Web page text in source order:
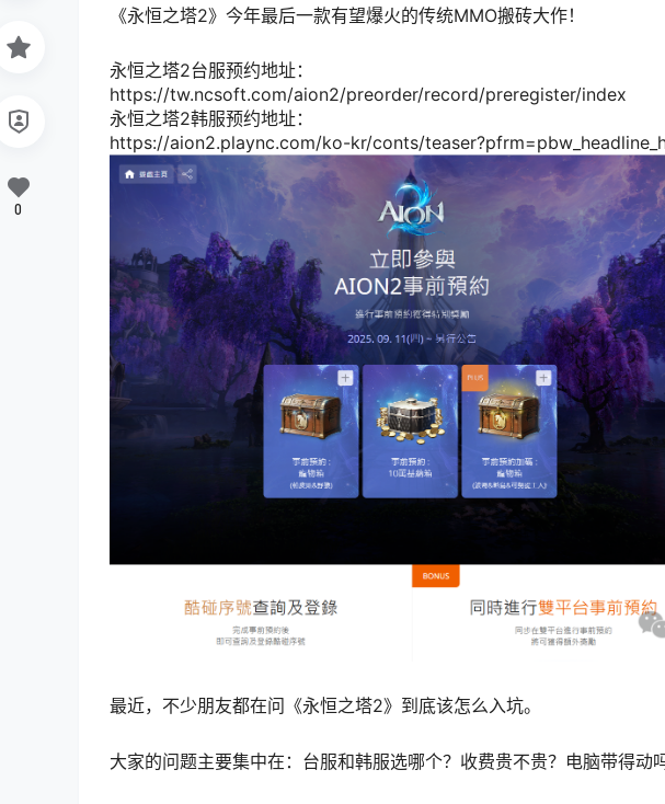
《永恒之塔2》今年最后一款有望爆火的传统MMO搬砖大作！
永恒之塔2台服预约地址：
https://tw.ncsoft.com/aion2/preorder/record/preregister/index
永恒之塔2韩服预约地址：
https://aion2.plaync.com/ko-kr/conts/
最近，不少朋友都在问《永恒之塔2》到底该怎么入坑。
大家的问题主要集中在：台服和韩服选哪个？收费贵不贵？电脑带得动
0